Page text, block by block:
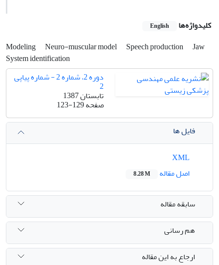
کلیدواژه‌ها English
Modeling Neuro-muscular model Speech production
Jaw
System identification
دوره 2، شماره 2 - شماره پیاپی
2
تابستان 1387
صفحه123-129
فایل ها
اصل مقاله
8.28 M
سابقه مقاله
هم رسانی
ارجاع به این مقاله